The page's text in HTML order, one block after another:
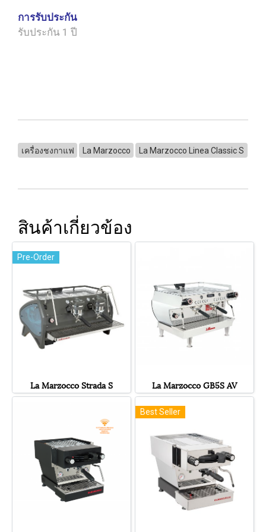
การรับประกัน
รับประกัน 1 ปี
เครื่องชงกาแฟ La Marzocco La Marzocco Linea Classic S
สินค้าเกี่ยวข้อง
Pre-Order
La Marzocco Strada S La Marzocco GB5S AV
Best Seller